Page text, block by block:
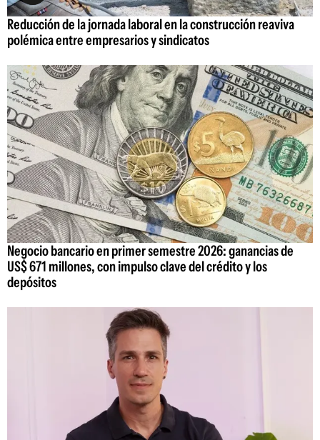
Reducción de la jornada laboral en la construcción reaviva
polémica entre empresarios y sindicatos
Negocio bancario en primer semestre 2026: ganancias de
US$ 671 millones, con impulso clave del crédito y los
depósitos